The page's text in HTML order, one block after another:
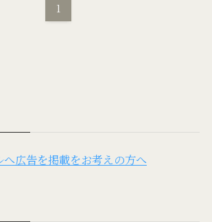
1
広告を掲載をお考えの方へ